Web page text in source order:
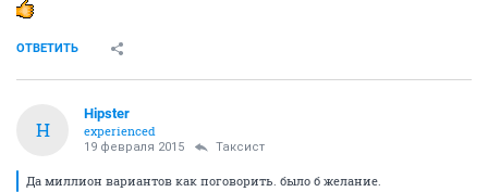
ОТВЕТИТЬ
H
Hipster
experienced
19 февраля 2015 Таксист
Да миллион вариантов как поговорить. было б желание.